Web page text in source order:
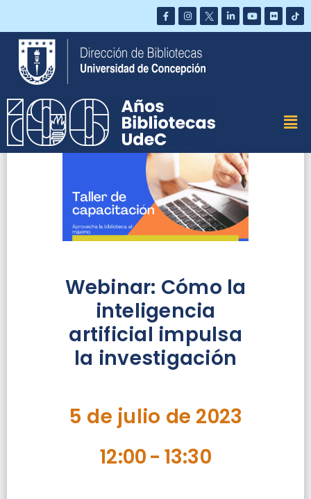
Saltar
contenido
Webinar: Cómo la
inteligencia
artificial impulsa
la investigación
5 de julio de 2023
12:00- 13:30